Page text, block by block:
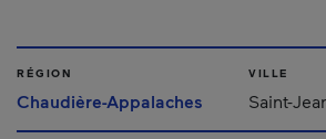
RÉGION
Chaudière-Appalaches
VILLE
Saint-